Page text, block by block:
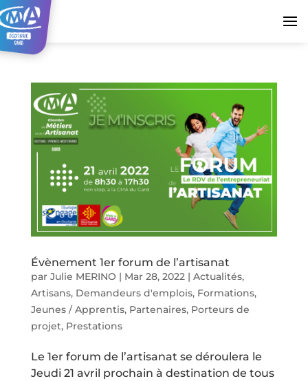
Évènement 1er forum de l’artisanat
par Julie MERINO | Mar 28, 2022| Actualités,
Artisans, Demandeurs d'emplois, Formations,
Jeunes / Apprentis, Partenaires, Porteurs de
projet, Prestations
Le 1er forum de l’artisanat se déroulera le
Jeudi 21 avril prochain à destination de tous